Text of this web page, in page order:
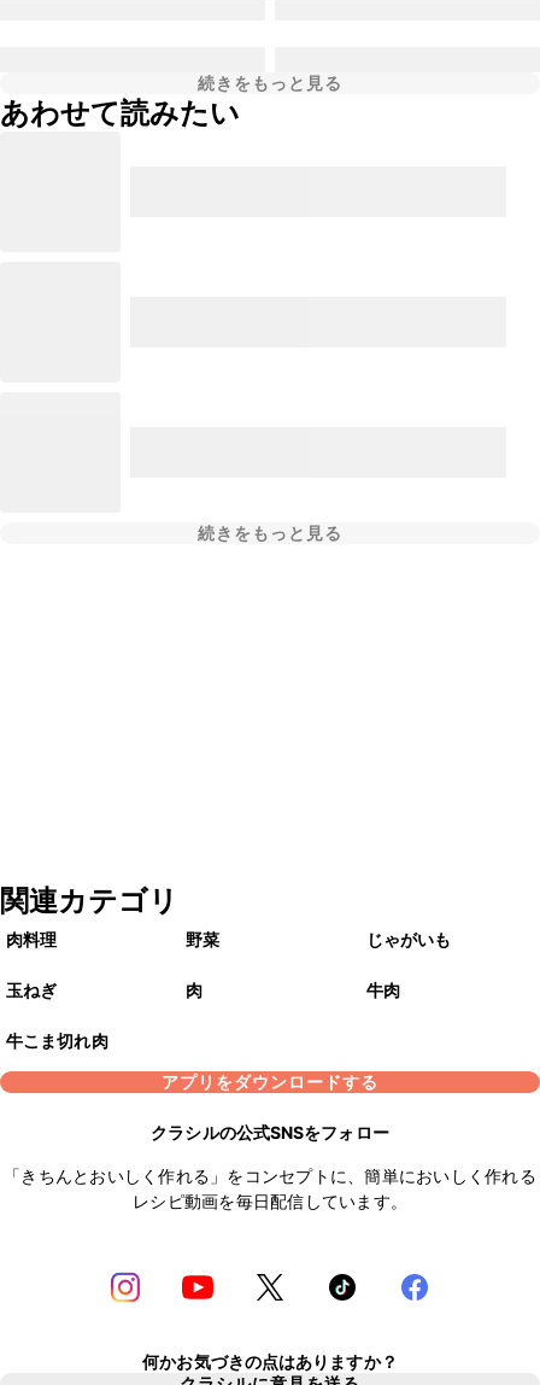
続きをもっと見る
あわせて読みたい
続きをもっと見る
関連カテゴリ
肉料理 野菜 じゃがいも
玉ねぎ 肉 牛肉
牛こま切れ肉
アプリをダウンロードする
クラシルの公式SNSをフォロー
「きちんとおいしく作れる」をコンセプトに、簡単においしく作れる
レシピ動画を毎日配信しています。
何かお気づきの点はありますか？